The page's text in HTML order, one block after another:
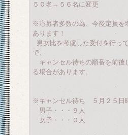
５０名→５６名に変更
※応募者多数の為、今後定員を
あります！
男女比を考慮した受付を行っ
で、
キャンセル待ちの順番を前後
る場合があります。
※キャンセル待ち ５月２５日
男子・・・９人
女子・・・０人